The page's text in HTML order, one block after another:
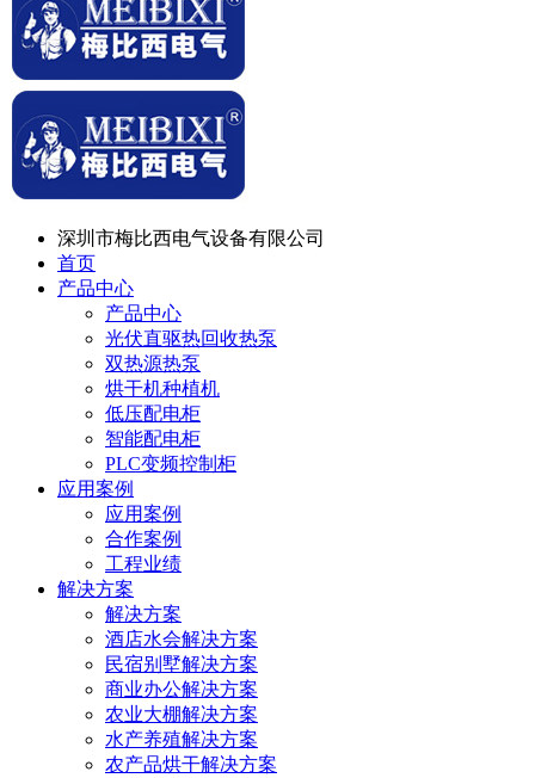
深圳市梅比西电气设备有限公司
首页
产品中心
产品中心
光伏直驱热回收热泵
双热源热泵
烘干机种植机
低压配电柜
智能配电柜
PLC变频控制柜
应用案例
应用案例
合作案例
工程业绩
解决方案
解决方案
酒店水会解决方案
民宿别墅解决方案
商业办公解决方案
农业大棚解决方案
水产养殖解决方案
农产品烘干解决方案